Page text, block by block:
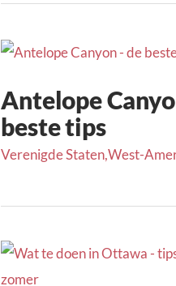
Antelope
beste tips
Verenigde Staten,West-